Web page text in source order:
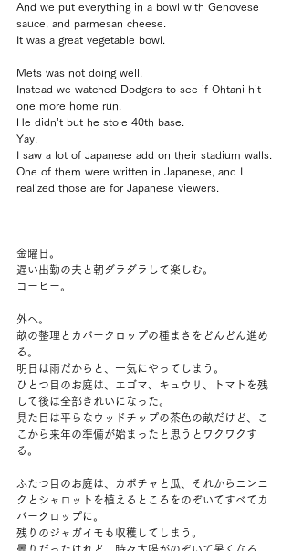
And we put everything in a bowl with Genovese
sauce, and parmesan cheese.
It was a great vegetable bowl.
Mets was not doing well.
Instead we watched Dodgers to see if Ohtani hit
one more home run.
He didn’t but he stole 40th base.
Yay.
I saw a lot of Japanese add on their stadium walls.
One of them were written in Japanese, and I
realized those are for Japanese viewers.
金曜日。
遅い出勤の夫と朝ダラダラして楽しむ。
コーヒー。
外へ。
畝の整理とカバークロップの種まきをどんどん進め
る。
明日は雨だからと、一気にやってしまう。
ひとつ目のお庭は、エゴマ、キュウリ、トマトを残
して後は全部きれいになった。
見た目は平らなウッドチップの茶色の畝だけど、こ
こから来年の準備が始まったと思うとワクワクす
る。
ふたつ目のお庭は、カボチャと瓜、それからニンニ
クとシャロットを植えるところをのぞいてすべてカ
バークロップに。
残りのジャガイモも収穫してしまう。